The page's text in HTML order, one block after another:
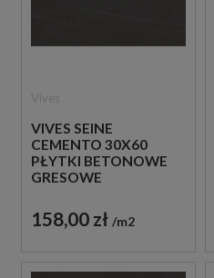
VIVES SEINE
CEMENTO 30X60
PŁYTKI BETONOWE
GRESOWE
158,00 zł m2